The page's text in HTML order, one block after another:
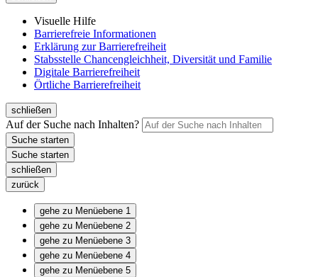
Visuelle Hilfe
Barrierefreie Informationen
Erklärung zur Barrierefreiheit
Stabsstelle Chancengleichheit, Diversität und Familie
Digitale Barrierefreiheit
Örtliche Barrierefreiheit
schließen
Auf der Suche nach Inhalten?
schließen
zurück
gehe zu Menüebene 1
gehe zu Menüebene 2
gehe zu Menüebene 3
gehe zu Menüebene 4
gehe zu Menüebene 5